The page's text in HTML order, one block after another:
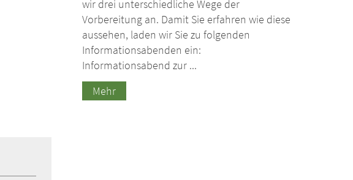
wir drei unterschiedliche Wege der
Vorbereitung an. Damit Sie erfahren wie diese
aussehen, laden wir Sie zu folgenden
Informationsabenden ein:
Informationsabend zur ...
Mehr